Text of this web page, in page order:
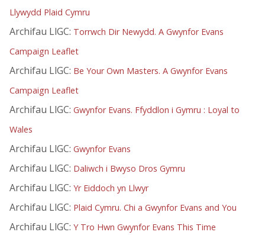
Llywydd Plaid Cymru
Archifau LlGC: Torrwch Dir Newydd. A Gwynfor Evans
Campaign Leaflet
Archifau LlGC: Be Your Own Masters. A Gwynfor Evans
Campaign Leaflet
Archifau LlGC: Gwynfor Evans. Ffyddlon i Gymru : Loyal to
Wales
Archifau LlGC: Gwynfor Evans
Archifau LlGC: Daliwch i Bwyso Dros Gymru
Archifau LlGC: Yr Eiddoch yn Llwyr
Archifau LlGC: Plaid Cymru. Chi a Gwynfor Evans and You
Archifau LlGC: Y Tro Hwn Gwynfor Evans This Time